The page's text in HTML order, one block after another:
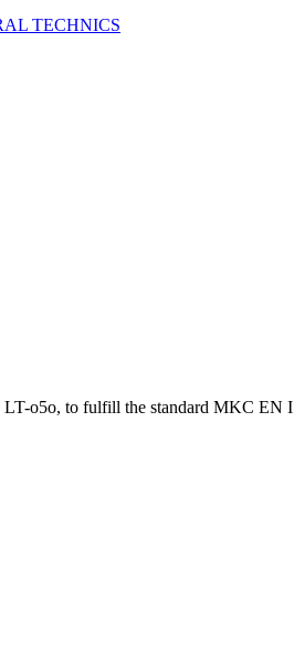
TECHNICS
LT-о5о, to fulfill the standard MKC EN